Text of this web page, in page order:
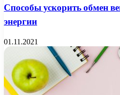
Способы ускорить обмен
энергии
01.11.2021